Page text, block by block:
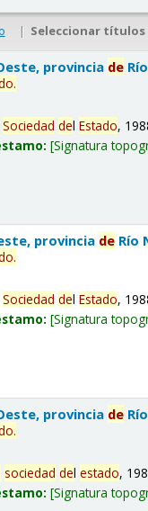
| Seleccionar títulos
provincia de
.
Sociedad delEstado,
Signatura
provincia de Río
.
Sociedad delEstado,
Signatura
provincia de
.
sociedad delestado,
Signatura